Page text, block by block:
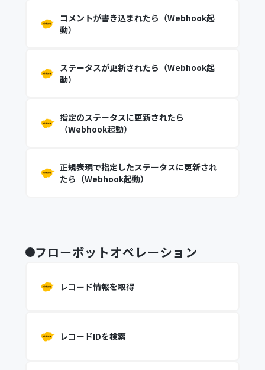
コメントが書き込まれたら（Webhook起
動）
ステータスが更新されたら（Webhook起
動）
指定のステータスに更新されたら
（Webhook起動）
正規表現で指定したステータスに更新され
たら（Webhook起動）
フローボットオペレーション
レコード情報を取得
レコードIDを検索